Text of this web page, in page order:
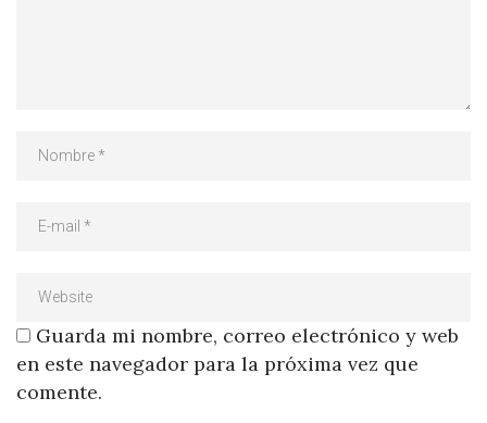
Guarda mi nombre, correo electrónico y web
en este navegador para la próxima vez que
comente.